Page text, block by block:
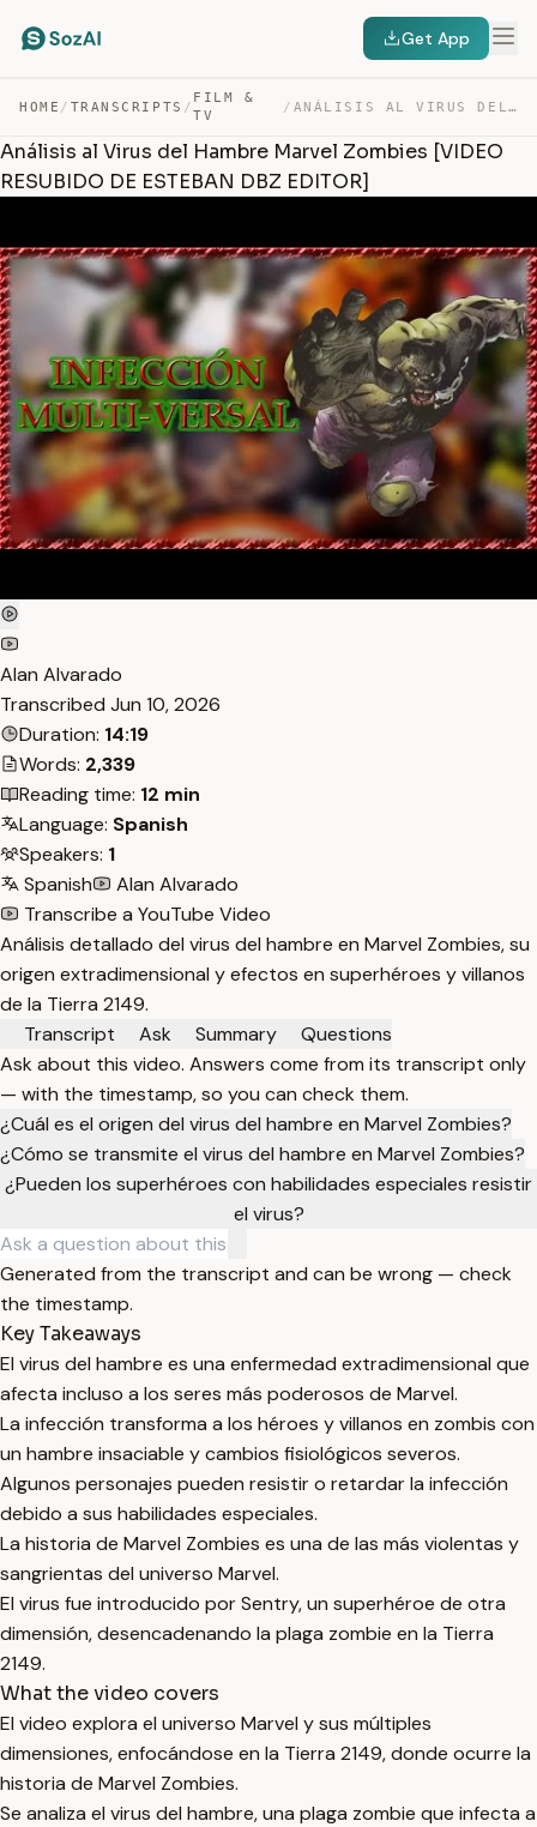
Get App
HOME / TRANSCRIPTS /
FILM &
TV
/ ANÁLISIS AL VIRUS DEL HAMBRE MARVEL ZOMBIES [VIDEO RESU… — TRANSCRIPT
Análisis al Virus del Hambre Marvel Zombies [VIDEO
RESUBIDO DE ESTEBAN DBZ EDITOR]
Alan Alvarado
Transcribed Jun 10, 2026
Duration: 14:19
Words: 2,339
Reading time: 12 min
Language: Spanish
Speakers: 1
Spanish
Alan Alvarado
Transcribe a YouTube Video
Análisis detallado del virus del hambre en Marvel Zombies, su
origen extradimensional y efectos en superhéroes y villanos
de la Tierra 2149.
Transcript
Ask Summary
Questions
Ask about this video. Answers come from its transcript only
— with the timestamp, so you can check them.
¿Cuál es el origen del virus del hambre en Marvel Zombies?
¿Cómo se transmite el virus del hambre en Marvel Zombies?
¿Pueden los superhéroes con habilidades especiales resistir
el virus?
Generated from the transcript and can be wrong — check
the timestamp.
Key Takeaways
El virus del hambre es una enfermedad extradimensional que
afecta incluso a los seres más poderosos de Marvel.
La infección transforma a los héroes y villanos en zombis con
un hambre insaciable y cambios fisiológicos severos.
Algunos personajes pueden resistir o retardar la infección
debido a sus habilidades especiales.
La historia de Marvel Zombies es una de las más violentas y
sangrientas del universo Marvel.
El virus fue introducido por Sentry, un superhéroe de otra
dimensión, desencadenando la plaga zombie en la Tierra
2149.
What the video covers
El video explora el universo Marvel y sus múltiples
dimensiones, enfocándose en la Tierra 2149, donde ocurre la
historia de Marvel Zombies.
Se analiza el virus del hambre, una plaga zombie que infecta a